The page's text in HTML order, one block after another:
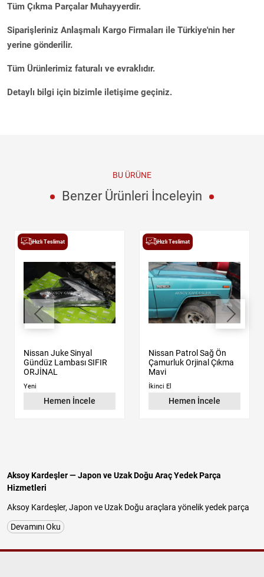
Tüm Çıkma Parçalar Muhayyerdir.
Siparişleriniz Anlaşmalı Kargo Firmaları ile Türkiye'nin her
yerine gönderilir.
Tüm Ürünlerimiz faturalı ve evraklıdır.
Detaylı bilgi için bizimle iletişime geçiniz.
BU ÜRÜNE
Benzer Ürünleri İnceleyin
Hızlı Teslimat
Nissan Juke Sinyal
Gündüz Lambası SIFIR
ORJİNAL
Yeni
Hemen İncele
Hızlı Teslimat
Nissan Patrol Sağ Ön
Çamurluk Orjinal Çıkma
Mavi
İkinci El
Hemen İncele
Aksoy Kardeşler — Japon ve Uzak Doğu Araç Yedek Parça
Hizmetleri
Aksoy Kardeşler, Japon ve Uzak Doğu araçlara yönelik yedek parça
tedariğinde uzun yıllara dayanan tecrübesiyle güvenilir ve
profesyonel hizmet sunan köklü bir firmadır. İstanbul Başakşehir
Devamını Oku